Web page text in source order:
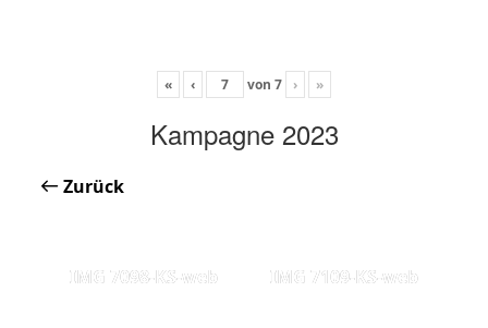
« ‹ von 7 › »
Kampagne 2023
Zurück
IMG 7098-KS-web IMG 7109-KS-web